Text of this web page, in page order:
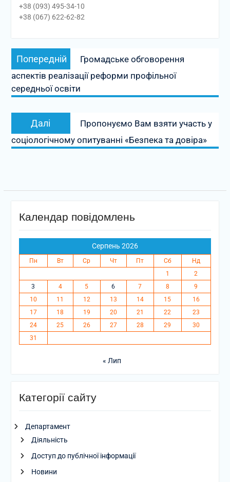
+38 (093) 495-34-10
+38 (067) 622-62-82
Навігація
записів
Попередній
запис:
Громадське обговорення
аспектів реалізації реформи профільної
середньої освіти
Далі
запис:
Пропонуємо Вам взяти участь у
соціологічному опитуванні «Безпека та довіра»
Календар повідомлень
Серпень 2026
Пн Вт Ср Чт Пт Сб
Нд
1
2
3
4 5 6 7 8
9
10
11 12 13 14 15
16
17
18 19 20 21 22
23
24
25 26 27 28 29
30
31
« Лип
Категорії сайту
Департамент
Діяльність
Доступ до публічної інформації
Новини